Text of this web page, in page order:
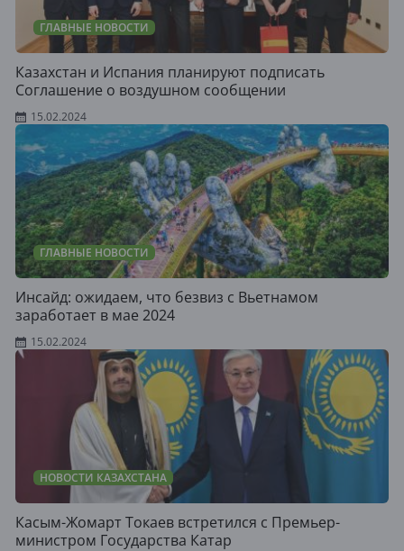
ГЛАВНЫЕ НОВОСТИ
Казахстан и Испания планируют подписать
Соглашение о воздушном сообщении
15.02.2024
ГЛАВНЫЕ НОВОСТИ
Инсайд: ожидаем, что безвиз с Вьетнамом
заработает в мае 2024
15.02.2024
НОВОСТИ КАЗАХСТАНА
Касым-Жомарт Токаев встретился с Премьер-
министром Государства Катар